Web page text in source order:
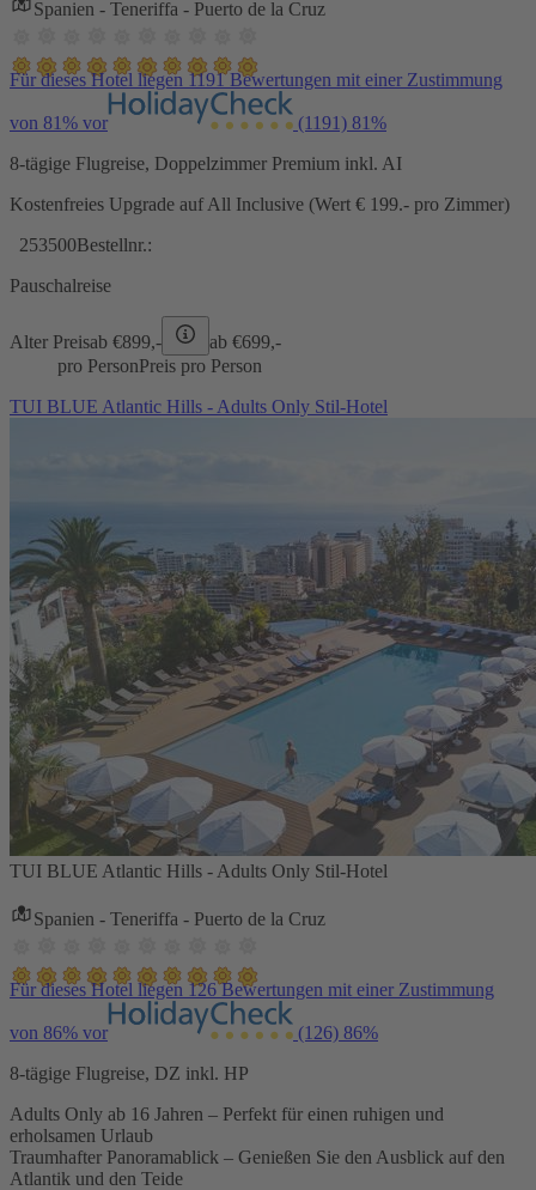
Spanien - Teneriffa - Puerto de la Cruz
Für dieses Hotel liegen 1191 Bewertungen mit einer Zustimmung
von 81% vor (1191) 81%
8-tägige Flugreise, Doppelzimmer Premium inkl. AI
Kostenfreies Upgrade auf All Inclusive (Wert € 199.- pro Zimmer)
253500Bestellnr.:
Pauschalreise
Alter Preisab €899,- ab €699,-
pro PersonPreis pro Person
TUI BLUE Atlantic Hills - Adults Only Stil-Hotel
TUI BLUE Atlantic Hills - Adults Only Stil-Hotel
Spanien - Teneriffa - Puerto de la Cruz
Für dieses Hotel liegen 126 Bewertungen mit einer Zustimmung
von 86% vor (126) 86%
8-tägige Flugreise, DZ inkl. HP
Adults Only ab 16 Jahren – Perfekt für einen ruhigen und
erholsamen Urlaub
Traumhafter Panoramablick – Genießen Sie den Ausblick auf den
Atlantik und den Teide